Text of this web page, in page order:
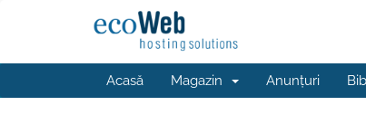
Acasă Magazin Anunțuri